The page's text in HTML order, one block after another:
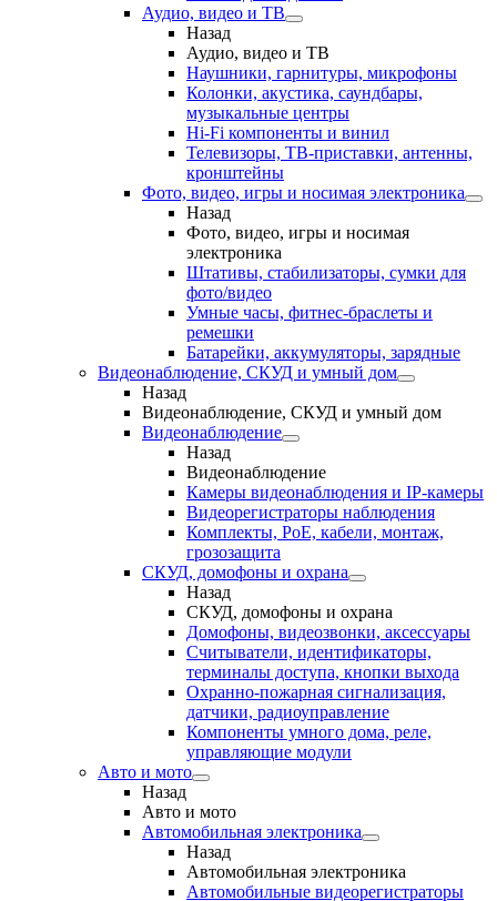
Аудио, видео и ТВ
Назад
Аудио, видео и ТВ
Наушники, гарнитуры, микрофоны
Колонки, акустика, саундбары,
музыкальные центры
Hi-Fi компоненты и винил
Телевизоры, ТВ-приставки, антенны,
кронштейны
Фото, видео, игры и носимая электроника
Назад
Фото, видео, игры и носимая
электроника
Штативы, стабилизаторы, сумки для
фото/видео
Умные часы, фитнес-браслеты и
ремешки
Батарейки, аккумуляторы, зарядные
Видеонаблюдение, СКУД и умный дом
Назад
Видеонаблюдение, СКУД и умный дом
Видеонаблюдение
Назад
Видеонаблюдение
Камеры видеонаблюдения и IP-камеры
Видеорегистраторы наблюдения
Комплекты, PoE, кабели, монтаж,
грозозащита
СКУД, домофоны и охрана
Назад
СКУД, домофоны и охрана
Домофоны, видеозвонки, аксессуары
Считыватели, идентификаторы,
терминалы доступа, кнопки выхода
Охранно-пожарная сигнализация,
датчики, радиоуправление
Компоненты умного дома, реле,
управляющие модули
Авто и мото
Назад
Авто и мото
Автомобильная электроника
Назад
Автомобильная электроника
Автомобильные видеорегистраторы